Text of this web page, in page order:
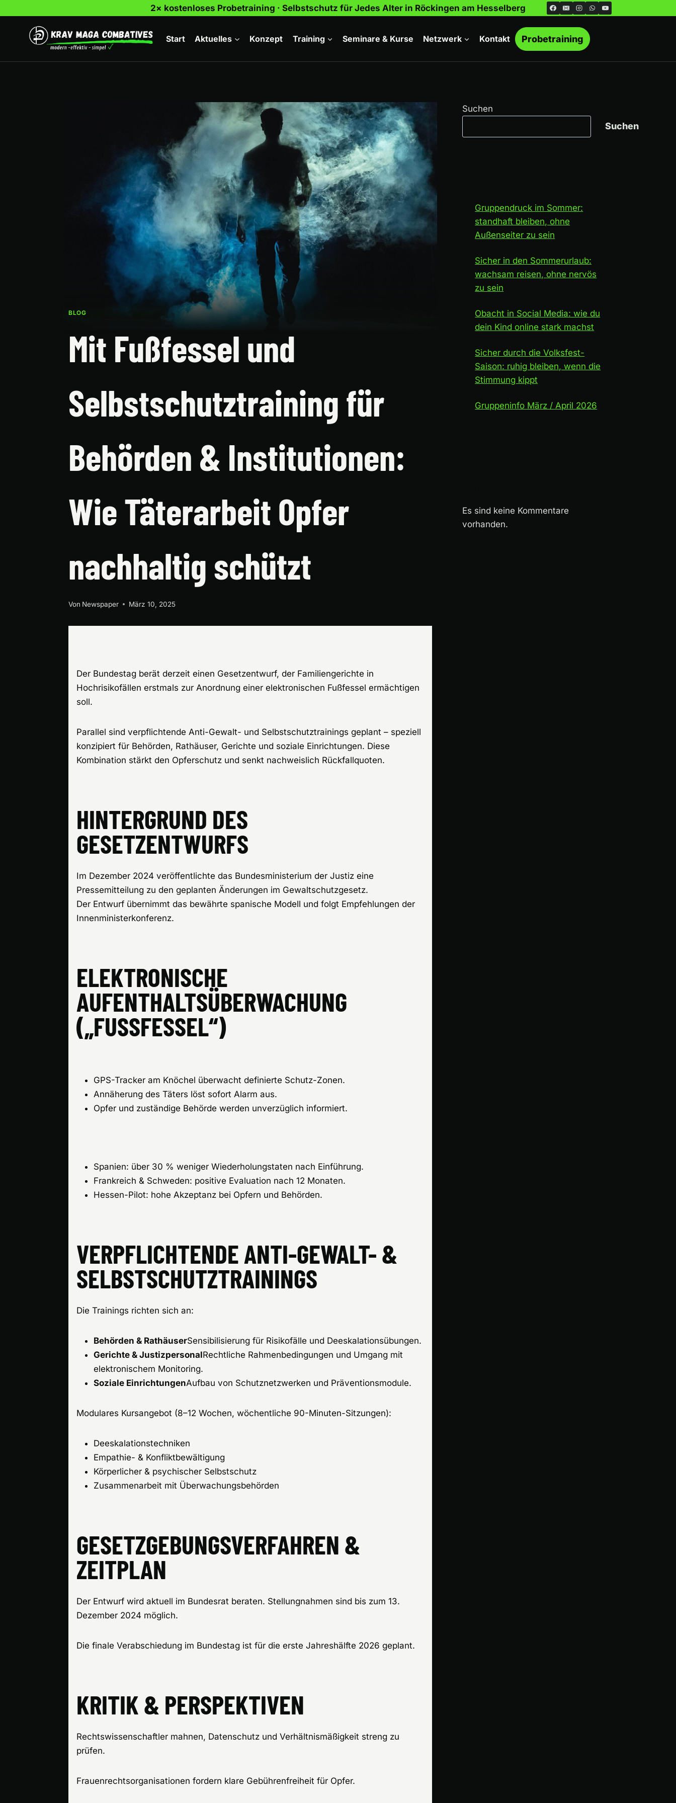
springen
2× kostenloses Probetraining · Selbstschutz für Jedes Alter in Röckingen am Hesselberg
Start Aktuelles Konzept Training Seminare & Kurse Netzwerk Kontakt Probetraining
BLOG
Mit Fußfessel und
Selbstschutztraining für
Behörden & Institutionen:
Wie Täterarbeit Opfer
nachhaltig schützt
Von Newspaper März 10, 2025
Der Bundestag berät derzeit einen Gesetzentwurf, der Familiengerichte in
Hochrisikofällen erstmals zur Anordnung einer elektronischen Fußfessel ermächtigen
soll.
Parallel sind verpflichtende Anti-Gewalt- und Selbstschutztrainings geplant – speziell
konzipiert für Behörden, Rathäuser, Gerichte und soziale Einrichtungen. Diese
Kombination stärkt den Opferschutz und senkt nachweislich Rückfallquoten.
HINTERGRUND DES
GESETZENTWURFS
Im Dezember 2024 veröffentlichte das Bundesministerium der Justiz eine
Pressemitteilung zu den geplanten Änderungen im Gewaltschutzgesetz.
Der Entwurf übernimmt das bewährte spanische Modell und folgt Empfehlungen der
Innenministerkonferenz.
ELEKTRONISCHE
AUFENTHALTSÜBERWACHUNG
(„FUSSFESSEL“)
GPS-Tracker am Knöchel überwacht definierte Schutz-Zonen.
Annäherung des Täters löst sofort Alarm aus.
Opfer und zuständige Behörde werden unverzüglich informiert.
Spanien: über 30 % weniger Wiederholungstaten nach Einführung.
Frankreich & Schweden: positive Evaluation nach 12 Monaten.
Hessen-Pilot: hohe Akzeptanz bei Opfern und Behörden.
VERPFLICHTENDE ANTI-GEWALT- &
SELBSTSCHUTZTRAININGS
Die Trainings richten sich an:
Behörden & RathäuserSensibilisierung für Risikofälle und Deeskalationsübungen.
Gerichte & JustizpersonalRechtliche Rahmenbedingungen und Umgang mit
elektronischem Monitoring.
Soziale EinrichtungenAufbau von Schutznetzwerken und Präventionsmodule.
Modulares Kursangebot (8–12 Wochen, wöchentliche 90-Minuten-Sitzungen):
Deeskalationstechniken
Empathie- & Konfliktbewältigung
Körperlicher & psychischer Selbstschutz
Zusammenarbeit mit Überwachungsbehörden
GESETZGEBUNGSVERFAHREN &
ZEITPLAN
Der Entwurf wird aktuell im Bundesrat beraten. Stellungnahmen sind bis zum 13.
Dezember 2024 möglich.
Die finale Verabschiedung im Bundestag ist für die erste Jahreshälfte 2026 geplant.
KRITIK & PERSPEKTIVEN
Rechtswissenschaftler mahnen, Datenschutz und Verhältnismäßigkeit streng zu
prüfen.
Frauenrechtsorganisationen fordern klare Gebührenfreiheit für Opfer.
Suchen
Suchen
Gruppendruck im Sommer:
standhaft bleiben, ohne
Außenseiter zu sein
Sicher in den Sommerurlaub:
wachsam reisen, ohne nervös
zu sein
Obacht in Social Media: wie du
dein Kind online stark machst
Sicher durch die Volksfest-
Saison: ruhig bleiben, wenn die
Stimmung kippt
Gruppeninfo März / April 2026
Es sind keine Kommentare
vorhanden.